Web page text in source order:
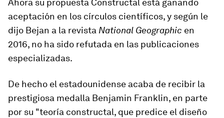
Ahora su propuesta Constructal está ganando
aceptación en los círculos científicos, y según le
dijo Bejan a la revista National Geographic en
2016, no ha sido refutada en las publicaciones
especializadas.
De hecho el estadounidense acaba de recibir la
prestigiosa medalla Benjamin Franklin, en parte
por su "teoría constructal, que predice el diseño